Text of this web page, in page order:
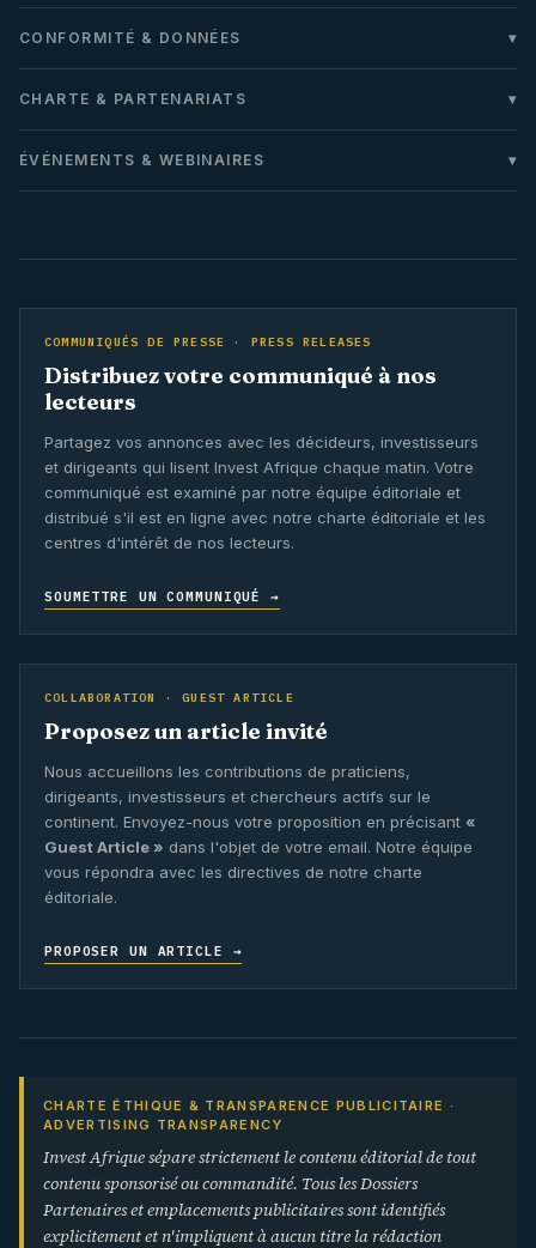
CONFORMITÉ & DONNÉES
CHARTE & PARTENARIATS
ÉVÉNEMENTS & WEBINAIRES
COMMUNIQUÉS DE PRESSE · PRESS RELEASES
Distribuez votre communiqué à nos
lecteurs
Partagez vos annonces avec les décideurs, investisseurs
et dirigeants qui lisent Invest Afrique chaque matin. Votre
communiqué est examiné par notre équipe éditoriale et
distribué s'il est en ligne avec notre charte éditoriale et les
centres d'intérêt de nos lecteurs.
SOUMETTRE UN COMMUNIQUÉ →
COLLABORATION · GUEST ARTICLE
Proposez un article invité
Nous accueillons les contributions de praticiens,
dirigeants, investisseurs et chercheurs actifs sur le
continent. Envoyez-nous votre proposition en précisant «
Guest Article » dans l'objet de votre email. Notre équipe
vous répondra avec les directives de notre charte
éditoriale.
PROPOSER UN ARTICLE →
CHARTE ÉTHIQUE & TRANSPARENCE PUBLICITAIRE ·
ADVERTISING TRANSPARENCY
Invest Afrique sépare strictement le contenu éditorial de tout
contenu sponsorisé ou commandité. Tous les Dossiers
Partenaires et emplacements publicitaires sont identifiés
explicitement et n'impliquent à aucun titre la rédaction